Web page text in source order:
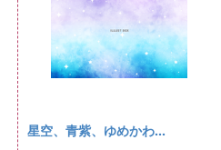
星空、青紫、ゆめかわ...